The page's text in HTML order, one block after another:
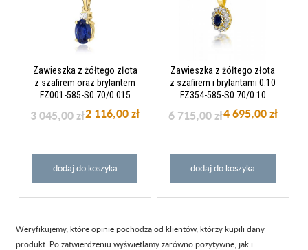
Zawieszka z żółtego złota
z szafirem oraz brylantem
FZ001-585-S0.70/0.015
2 116,00 zł
3 045,00 zł
dodaj do koszyka
Zawieszka z żółtego złota
z szafirem i brylantami 0.10
FZ354-585-S0.70/0.10
4 695,00 zł
6 715,00 zł
dodaj do koszyka
Weryfikujemy, które opinie pochodzą od klientów, którzy kupili dany
produkt. Po zatwierdzeniu wyświetlamy zarówno pozytywne, jak i